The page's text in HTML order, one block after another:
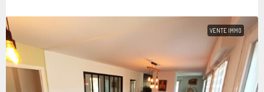
VENTE IMMO